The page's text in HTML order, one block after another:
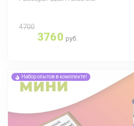
4700
3760 руб.
Набор опытов в комплекте!